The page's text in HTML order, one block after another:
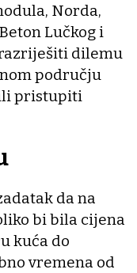
Norda,
Lučkog i
dilemu
području
pristupiti
da na
bi bila cijena
kuća do
vremena od